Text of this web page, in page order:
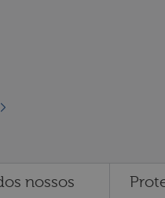
nossos